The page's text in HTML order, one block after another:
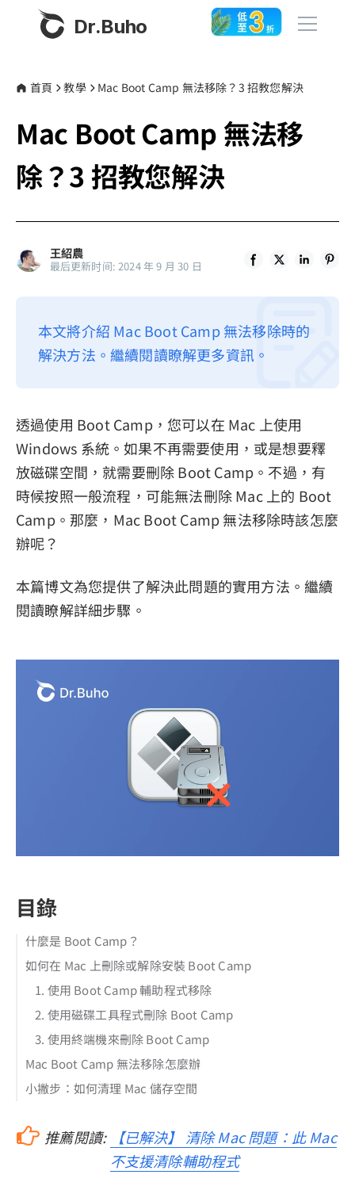
Dr.Buho
產品
BuhoCleaner
BuhoUnlocker
BuhoRepair
BuhoNTFS
商店
關於我們
聯絡我們
退款政策
首頁 教學 Mac Boot Camp 無法移除？3 招教您解決
Mac Boot Camp 無法移
除？3 招教您解決
王紹農
最后更新时间: 2024 年 9 月 30 日
本文將介紹 Mac Boot Camp 無法移除時的
解決方法。繼續閱讀瞭解更多資訊。
透過使用 Boot Camp，您可以在 Mac 上使用
Windows 系統。如果不再需要使用，或是想要釋
放磁碟空間，就需要刪除 Boot Camp。不過，有
時候按照一般流程，可能無法刪除 Mac 上的 Boot
Camp。那麼，Mac Boot Camp 無法移除時該怎麼
辦呢？
本篇博文為您提供了解決此問題的實用方法。繼續
閱讀瞭解詳細步驟。
目錄
什麼是 Boot Camp？
如何在 Mac 上刪除或解除安裝 Boot Camp
1. 使用 Boot Camp 輔助程式移除
2. 使用磁碟工具程式刪除 Boot Camp
3. 使用終端機來刪除 Boot Camp
Mac Boot Camp 無法移除怎麼辦
小撇步：如何清理 Mac 儲存空間
推薦閱讀:
【已解決】 清除 Mac 問題：此 Mac
不支援清除輔助程式